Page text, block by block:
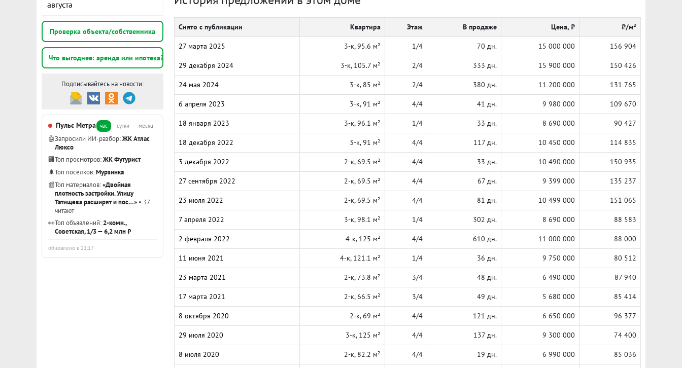
августа
Проверка объекта/собственника
Что выгоднее: аренда или ипотека?
Подписывайтесь на новости:
Пульс Метра час сутки месяц
🤖Запросили ИИ-разбор:ЖК Атлас
Люксо
🏢Топ просмотров:ЖК Футурист
🌲Топ посёлков:Мурзинка
📰Топ материалов:«Двойная
плотность застройки. Улицу
Татищева расширят и пос…» • 37
читают
👀Топ объявлений: 2-комн.,
Советская, 1/3 — 6,2 млн ₽
обновлено в 21:17
Снято с публикации Квартира Этаж В продаже Цена, ₽ ₽/м²
27 марта 2025 3-к, 95.6 м² 1/4 70 дн. 15 000 000 156 904
29 декабря 2024 3-к, 105.7 м² 2/4 333 дн. 15 900 000 150 426
24 мая 2024 3-к, 85 м² 2/4 380 дн. 11 200 000 131 765
6 апреля 2023 3-к, 91 м² 4/4 41 дн. 9 980 000 109 670
18 января 2023 3-к, 96.1 м² 1/4 33 дн. 8 690 000 90 427
18 декабря 2022 3-к, 91 м² 4/4 117 дн. 10 450 000 114 835
3 декабря 2022 2-к, 69.5 м² 4/4 33 дн. 10 490 000 150 935
27 сентября 2022 2-к, 69.5 м² 4/4 67 дн. 9 399 000 135 237
23 июля 2022 2-к, 69.5 м² 4/4 81 дн. 10 499 000 151 065
7 апреля 2022 3-к, 98.1 м² 1/4 302 дн. 8 690 000 88 583
2 февраля 2022 4-к, 125 м² 4/4 610 дн. 11 000 000 88 000
11 июня 2021 4-к, 121.1 м² 1/4 36 дн. 9 750 000 80 512
23 марта 2021 2-к, 73.8 м² 3/4 48 дн. 6 490 000 87 940
17 марта 2021 2-к, 66.5 м² 3/4 49 дн. 5 680 000 85 414
8 октября 2020 2-к, 69 м² 4/4 121 дн. 6 650 000 96 377
29 июля 2020 3-к, 125 м² 4/4 137 дн. 9 300 000 74 400
8 июля 2020 2-к, 82.2 м² 4/4 19 дн. 6 990 000 85 036